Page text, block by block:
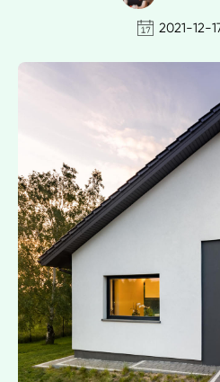
2021-12-